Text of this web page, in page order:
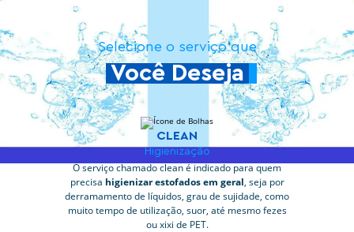
Selecione o serviço que
Você Deseja
CLEAN
Higienização
O serviço chamado clean é indicado para quem
precisa higienizar estofados em geral, seja por
derramamento de líquidos, grau de sujidade, como
muito tempo de utilização, suor, até mesmo fezes
ou xixi de PET.